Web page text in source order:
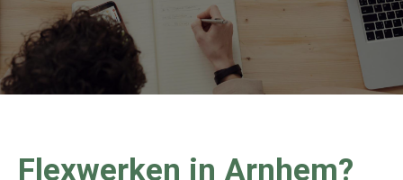
Flexwerken in Arnhem?